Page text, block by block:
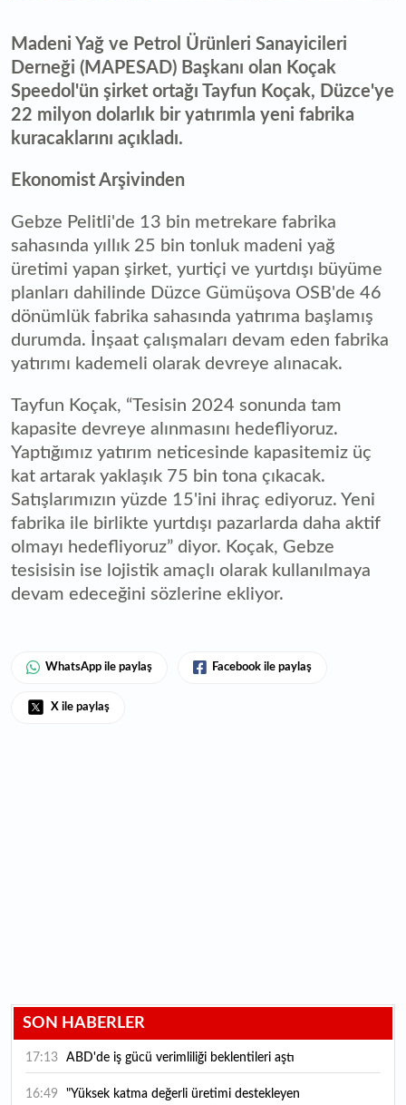
Madeni Yağ ve Petrol Ürünleri Sanayicileri
Derneği (MAPESAD) Başkanı olan Koçak
Speedol'ün şirket ortağı Tayfun Koçak, Düzce'ye
22 milyon dolarlık bir yatırımla yeni fabrika
kuracaklarını açıkladı.
Ekonomist Arşivinden
Gebze Pelitli'de 13 bin metrekare fabrika
sahasında yıllık 25 bin tonluk madeni yağ
üretimi yapan şirket, yurtiçi ve yurtdışı büyüme
planları dahilinde Düzce Gümüşova OSB'de 46
dönümlük fabrika sahasında yatırıma başlamış
durumda. İnşaat çalışmaları devam eden fabrika
yatırımı kademeli olarak devreye alınacak.
Tayfun Koçak, “Tesisin 2024 sonunda tam
kapasite devreye alınmasını hedefliyoruz.
Yaptığımız yatırım neticesinde kapasitemiz üç
kat artarak yaklaşık 75 bin tona çıkacak.
Satışlarımızın yüzde 15'ini ihraç ediyoruz. Yeni
fabrika ile birlikte yurtdışı pazarlarda daha aktif
olmayı hedefliyoruz” diyor. Koçak, Gebze
tesisisin ise lojistik amaçlı olarak kullanılmaya
devam edeceğini sözlerine ekliyor.
WhatsApp ile paylaş Facebook ile paylaş
X ile paylaş
SON HABERLER
17:13 ABD'de iş gücü verimliliği beklentileri aştı
16:49